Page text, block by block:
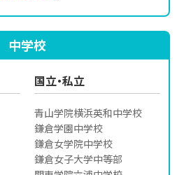
湘南学院高校
逗子開成高校
清泉女学院高校
捜真女学校高等学部
玉川聖学院高等部
中央大学附属横浜高校
桐光学園高校
藤嶺学園藤沢高校
日本大学高校
日本大学藤沢高校
平塚学園高校
中学校
国立・私立
青山学院横浜英和中学校
鎌倉学園中学校
鎌倉女学院中学校
鎌倉女子大学中等部